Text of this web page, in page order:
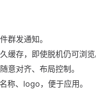
群发通知。
缓存，即使脱机仍可浏
意对齐、布局控制。
称、logo，便于应用。